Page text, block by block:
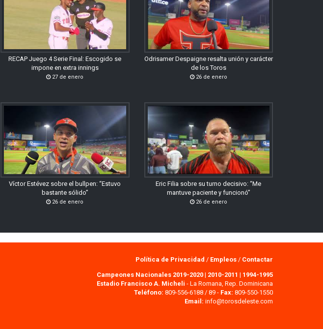
RECAP Juego 4 Serie Final: Escogido se
impone en extra innings
27 de enero
Odrisamer Despaigne resalta unión y carácter
de los Toros
26 de enero
Víctor Estévez sobre el bullpen: “Estuvo
bastante sólido”
26 de enero
Eric Filia sobre su turno decisivo: “Me
mantuve paciente y funcionó”
26 de enero
Política de Privacidad / Empleos / Contactar
Campeones Nacionales 2019-2020 | 2010-2011 | 1994-1995
Estadio Francisco A. Micheli - La Romana, Rep. Dominicana
Teléfono: 809-556-6188 / 89 - Fax: 809-550-1550
Email: info@torosdeleste.com